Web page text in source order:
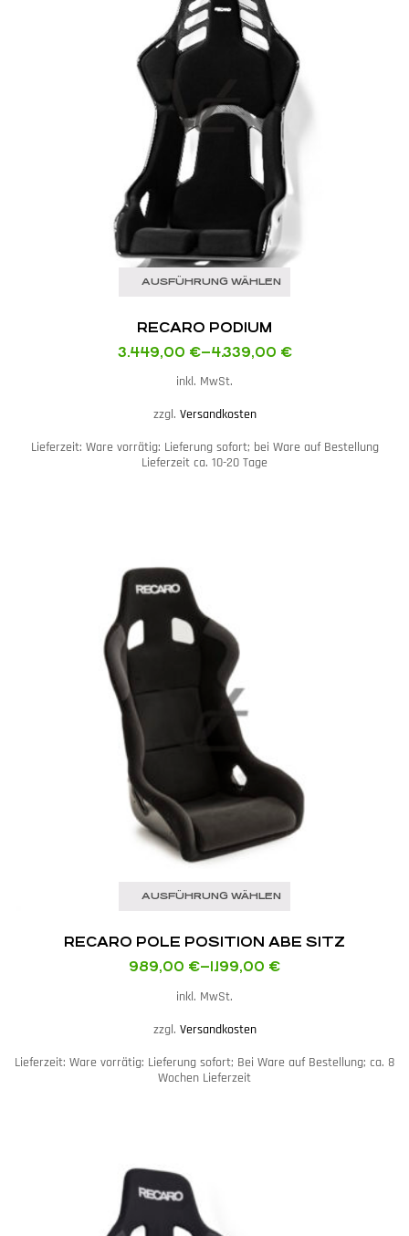
AUSFÜHRUNG WÄHLEN
RECARO PODIUM
3.449,00 €–4.339,00 €
inkl. MwSt.
zzgl. Versandkosten
Lieferzeit: Ware vorrätig: Lieferung sofort; bei Ware auf Bestellung
Lieferzeit ca. 10-20 Tage
AUSFÜHRUNG WÄHLEN
RECARO POLE POSITION ABE SITZ
989,00 €–1.199,00 €
inkl. MwSt.
zzgl. Versandkosten
Lieferzeit: Ware vorrätig: Lieferung sofort; Bei Ware auf Bestellung; ca. 8
Wochen Lieferzeit